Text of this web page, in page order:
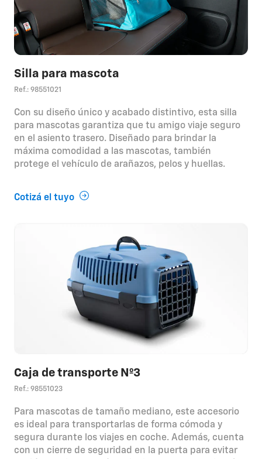
Silla para mascota
Ref.: 98551021
Con su diseño único y acabado distintivo, esta silla
para mascotas garantiza que tu amigo viaje seguro
en el asiento trasero. Diseñado para brindar la
máxima comodidad a las mascotas, también
protege el vehículo de arañazos, pelos y huellas.
Cotizá el tuyo
Caja de transporte Nº3
Ref.: 98551023
Para mascotas de tamaño mediano, este accesorio
es ideal para transportarlas de forma cómoda y
segura durante los viajes en coche. Además, cuenta
con un cierre de seguridad en la puerta para evitar